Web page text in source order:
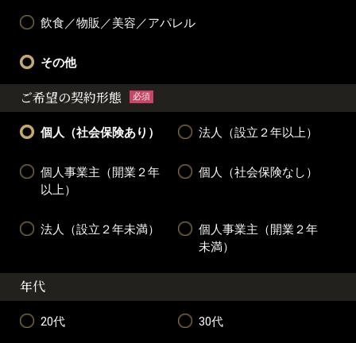
飲食／物販／美容／アパレル
その他
ご希望の契約形態 必須
個人（社会保険あり） 法人（設立２年以上）
個人事業主（開業２年
以上）
個人（社会保険なし）
法人（設立２年未満）
個人事業主（開業２年
未満）
年代
20代 30代